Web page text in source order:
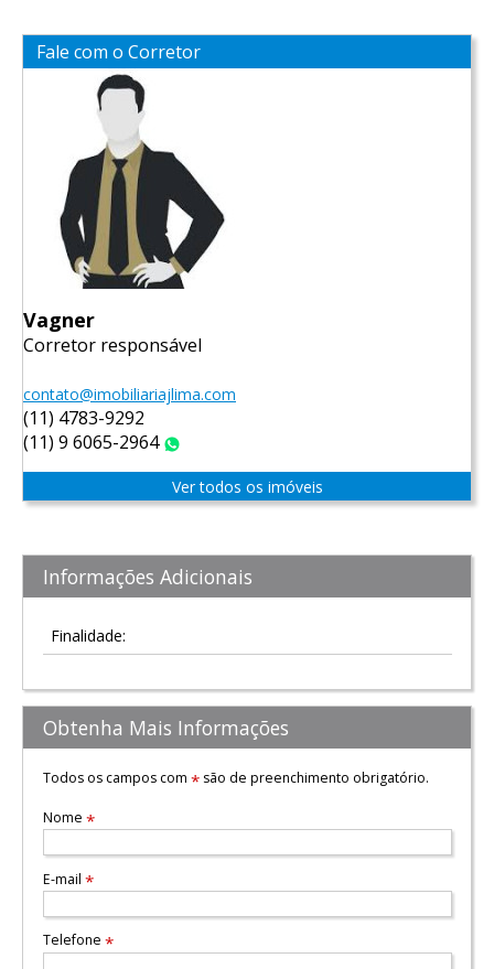
Fale com o Corretor
Vagner
Corretor responsável
contato@imobiliariajlima.com
(11) 4783-9292
(11) 9 6065-2964
Ver todos os imóveis
Informações Adicionais
Finalidade:
Obtenha Mais Informações
Todos os campos com *são de preenchimento obrigatório.
Nome *
E-mail *
Telefone *